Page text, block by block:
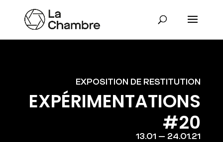
EXPOSITION DE RESTITUTION
EXPÉRIMENTATIONS
#20
13.01 — 24.01.21